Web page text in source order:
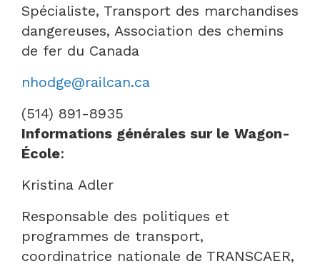
Spécialiste, Transport des marchandises
dangereuses, Association des chemins
de fer du Canada
nhodge@railcan.ca
(514) 891-8935
Informations générales sur le Wagon-
École:
Kristina Adler
Responsable des politiques et
programmes de transport,
coordinatrice nationale de TRANSCAER,